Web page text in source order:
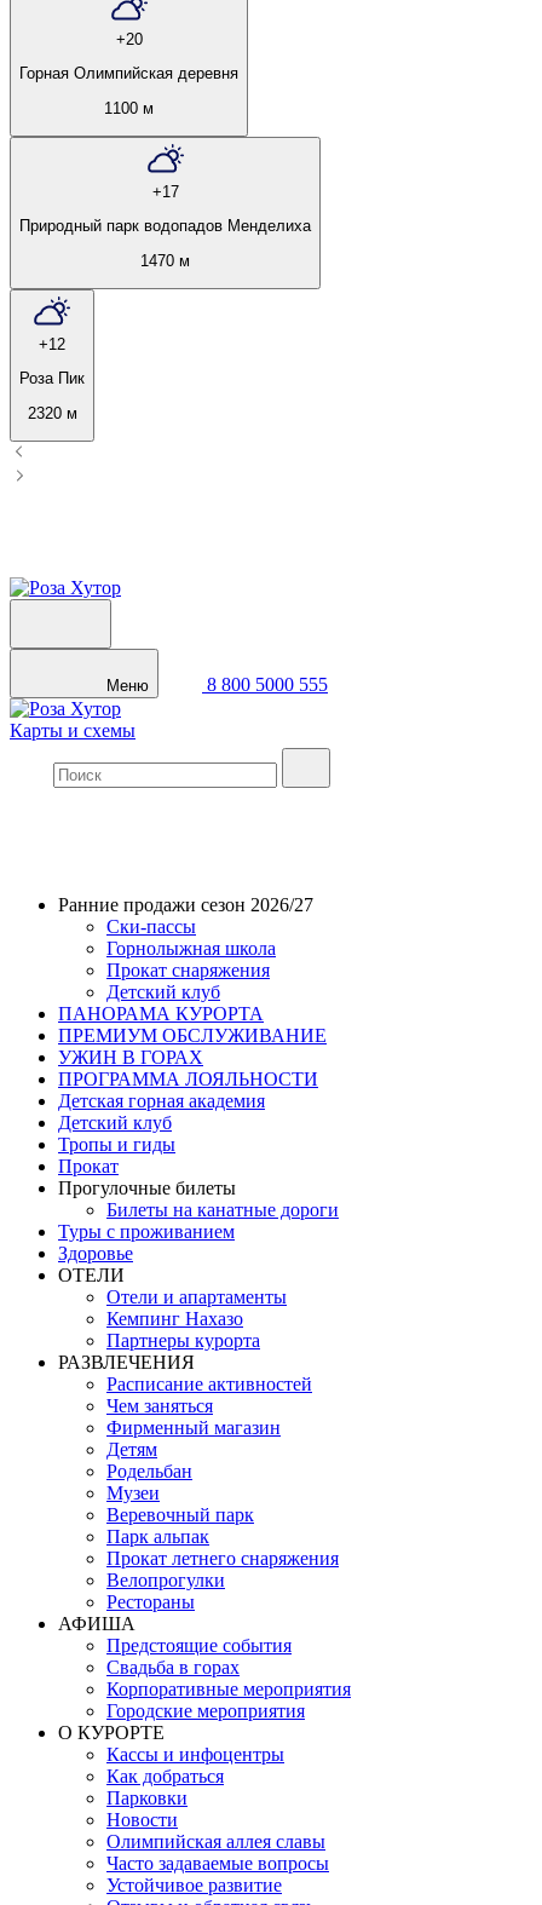
+20
Горная Олимпийская деревня
1100 м
+17
Природный парк водопадов Менделиха
1470 м
+12
Роза Пик
2320 м
Меню 8 800 5000 555
Карты и схемы
Ранние продажи сезон 2026/27
Ски-пассы
Горнолыжная школа
Прокат снаряжения
Детский клуб
ПАНОРАМА КУРОРТА
ПРЕМИУМ ОБСЛУЖИВАНИЕ
УЖИН В ГОРАХ
ПРОГРАММА ЛОЯЛЬНОСТИ
Детская горная академия
Детский клуб
Тропы и гиды
Прокат
Прогулочные билеты
Билеты на канатные дороги
Туры с проживанием
Здоровье
ОТЕЛИ
Отели и апартаменты
Кемпинг Нахазо
Партнеры курорта
РАЗВЛЕЧЕНИЯ
Расписание активностей
Чем заняться
Фирменный магазин
Детям
Родельбан
Музеи
Веревочный парк
Парк альпак
Прокат летнего снаряжения
Велопрогулки
Рестораны
АФИША
Предстоящие события
Свадьба в горах
Корпоративные мероприятия
Городские мероприятия
О КУРОРТЕ
Кассы и инфоцентры
Как добраться
Парковки
Новости
Олимпийская аллея славы
Часто задаваемые вопросы
Устойчивое развитие